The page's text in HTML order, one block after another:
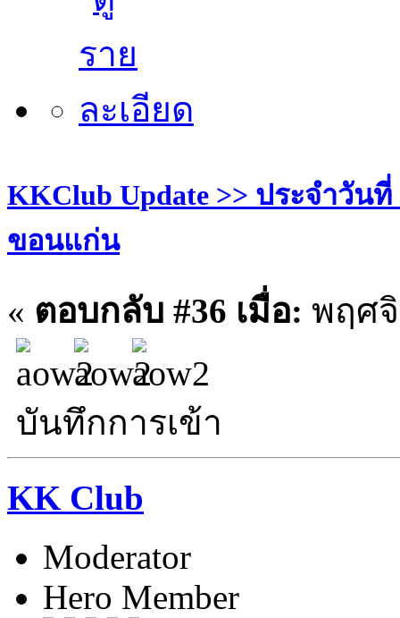
KKClub Update >> ประจำวันที่
ขอนแก่น
« ตอบกลับ #36 เมื่อ: พฤศจิ
บันทึกการเข้า
KK Club
Moderator
Hero Member